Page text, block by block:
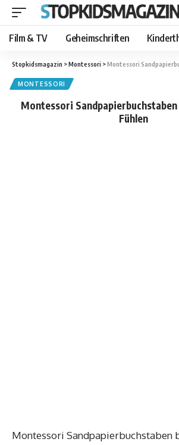
Film & TV Geheimschriften
Stopkidsmagazin >Montessori >Montessori
MONTESSORI
Montessori
Fühlen
Montessori Sandpapierbuchstaben